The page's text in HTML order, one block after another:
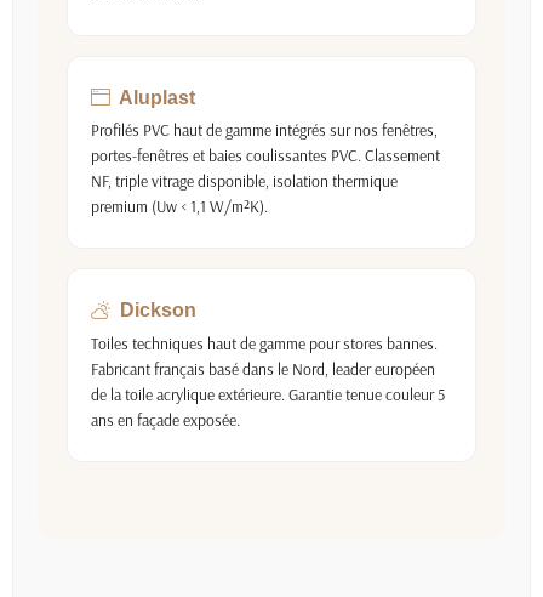
Aluplast
Profilés PVC haut de gamme intégrés sur nos fenêtres,
portes-fenêtres et baies coulissantes PVC. Classement
NF, triple vitrage disponible, isolation thermique
premium (Uw < 1,1 W/m²K).
Dickson
Toiles techniques haut de gamme pour stores bannes.
Fabricant français basé dans le Nord, leader européen
de la toile acrylique extérieure. Garantie tenue couleur 5
ans en façade exposée.